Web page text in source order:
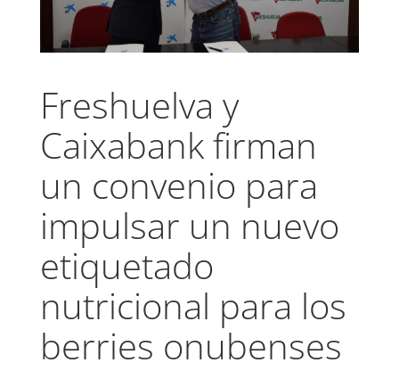
Freshuelva y
Caixabank firman
un convenio para
impulsar un nuevo
etiquetado
nutricional para los
berries onubenses